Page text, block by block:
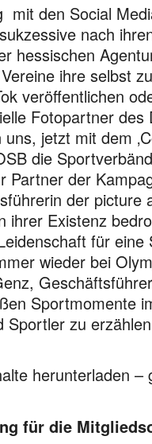
den Social
nach
hessischen
ihre selbst
veröffentlichen
Fotopartner des
jetzt mit dem
die
Partner der
der picture
ihrer Existenz
für eine
wieder bei
Sportmomente
zu
herunterladen –
für die